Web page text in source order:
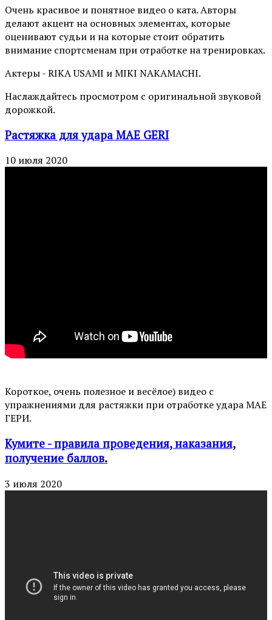
Очень красивое и понятное видео о ката. Авторы
делают акцент на основных элементах, которые
оценивают судьи и на которые стоит обратить
внимание спортсменам при отработке на тренировках.
Актеры - RIKA USAMI и MIKI NAKAMACHI.
Наслаждайтесь просмотром с оригинальной звуковой
дорожкой.
Растяжка для удара MAE GERI
10 июля 2020
Короткое, очень полезное и весёлое) видео с
упражнениями для растяжки при отработке удара МАЕ
ГЕРИ.
Кумите - правила проведения, наказания,
получение баллов.
3 июля 2020